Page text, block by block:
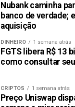
Nubank caminha
banco de verdade;
aquisição
DINHEIRO 1 semana atrás
FGTS libera R$ 13
como consultar
CRIPTOS 1 semana atrás
Preço Uniswap